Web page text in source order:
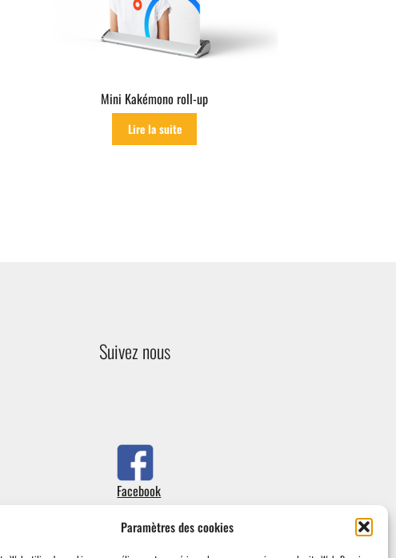
Paramètres des cookies
Mini Kakémono roll-up
Lire la suite
Suivez nous
Facebook